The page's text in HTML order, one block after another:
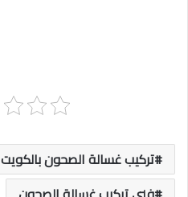
تركيب غسالة الصحون بالكويت